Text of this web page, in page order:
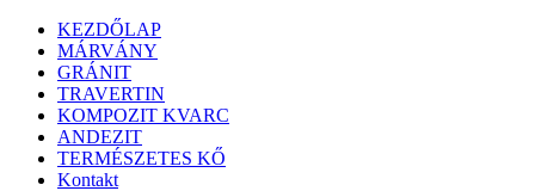
KEZDŐLAP
MÁRVÁNY
GRÁNIT
TRAVERTIN
KOMPOZIT KVARC
ANDEZIT
TERMÉSZETES KŐ
Kontakt